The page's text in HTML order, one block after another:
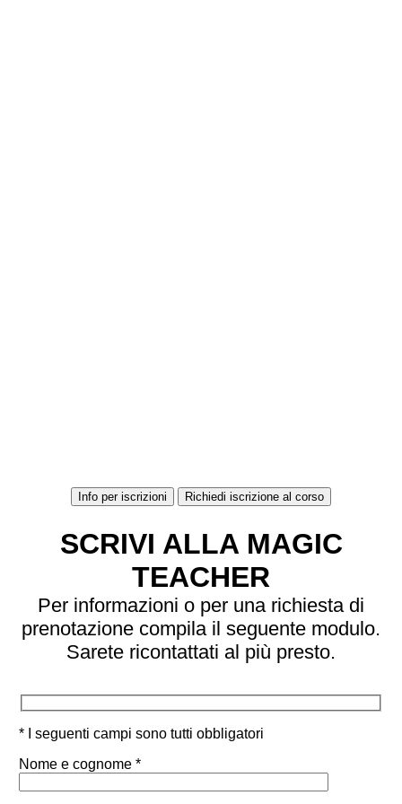
Info per iscrizioni Richiedi iscrizione al corso
SCRIVI ALLA MAGIC
TEACHER
Per informazioni o per una richiesta di
prenotazione compila il seguente modulo.
Sarete ricontattati al più presto.
* I seguenti campi sono tutti obbligatori
Nome e cognome *